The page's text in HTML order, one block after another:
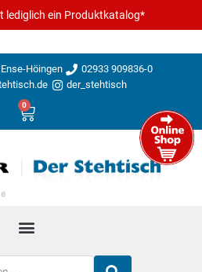
lediglich ein Produktkatalog*
Höingen
02933 909836-0
der_stehtisch
0